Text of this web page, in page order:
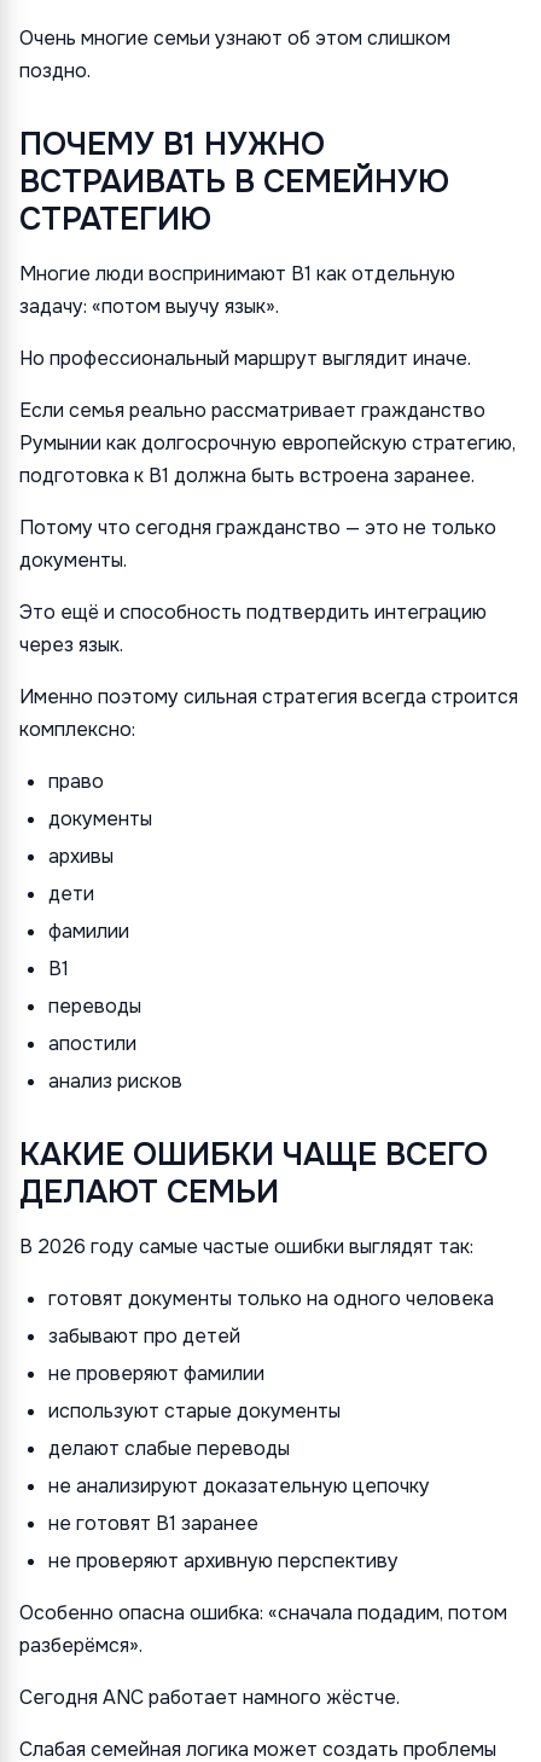
Очень многие семьи узнают об этом слишком
поздно.
ПОЧЕМУ B1 НУЖНО
ВСТРАИВАТЬ В СЕМЕЙНУЮ
СТРАТЕГИЮ
Многие люди воспринимают B1 как отдельную
задачу: «потом выучу язык».
Но профессиональный маршрут выглядит иначе.
Если семья реально рассматривает гражданство
Румынии как долгосрочную европейскую стратегию,
подготовка к B1 должна быть встроена заранее.
Потому что сегодня гражданство — это не только
документы.
Это ещё и способность подтвердить интеграцию
через язык.
Именно поэтому сильная стратегия всегда строится
комплексно:
право
документы
архивы
дети
фамилии
B1
переводы
апостили
анализ рисков
КАКИЕ ОШИБКИ ЧАЩЕ ВСЕГО
ДЕЛАЮТ СЕМЬИ
В 2026 году самые частые ошибки выглядят так:
готовят документы только на одного человека
забывают про детей
не проверяют фамилии
используют старые документы
делают слабые переводы
не анализируют доказательную цепочку
не готовят B1 заранее
не проверяют архивную перспективу
Особенно опасна ошибка: «сначала подадим, потом
разберёмся».
Сегодня ANC работает намного жёстче.
Слабая семейная логика может создать проблемы